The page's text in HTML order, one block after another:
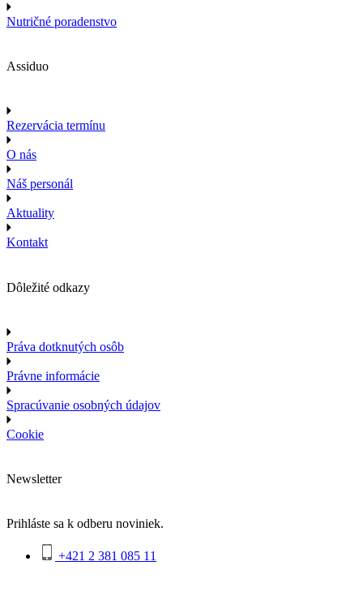
Nutričné poradenstvo
Assiduo
Rezervácia termínu
O nás
Náš personál
Aktuality
Kontakt
Dôležité odkazy
Práva dotknutých osôb
Právne informácie
Spracúvanie osobných údajov
Cookie
Newsletter
Prihláste sa k odberu noviniek.
+421 2 381 085 11